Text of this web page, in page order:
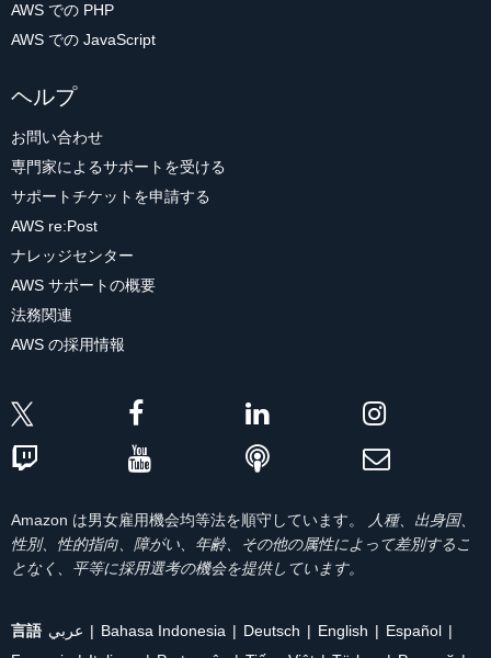
AWS での PHP
AWS での JavaScript
ヘルプ
お問い合わせ
専門家によるサポートを受ける
サポートチケットを申請する
AWS re:Post
ナレッジセンター
AWS サポートの概要
法務関連
AWS の採用情報
Amazon は男女雇用機会均等法を順守しています。
人種、出身国、
性別、性的指向、障がい、年齢、その他の属性によって差別するこ
となく、平等に採用選考の機会を提供しています。
言語 عربي Bahasa Indonesia Deutsch English
Español